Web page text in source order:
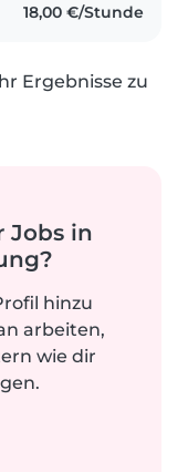
18,00 €/Stunde
Ergebnisse zu
Jobs in
hinzu
arbeiten,
wie dir